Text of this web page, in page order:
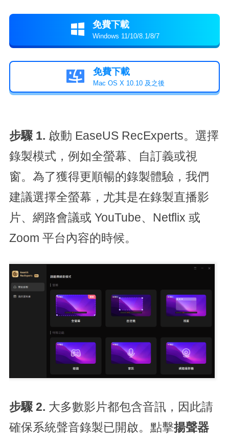
 免費下載
Windows 11/10/8.1/8/7
 免費下載
Mac OS X 10.10 及之後
步驟 1. 啟動 EaseUS RecExperts。選擇
錄製模式，例如全螢幕、自訂義或視
窗。為了獲得更順暢的錄製體驗，我們
建議選擇全螢幕，尤其是在錄製直播影
片、網路會議或 YouTube、Netflix 或
Zoom 平台內容的時候。
步驟 2. 大多數影片都包含音訊，因此請
確保系統聲音錄製已開啟。點擊揚聲器